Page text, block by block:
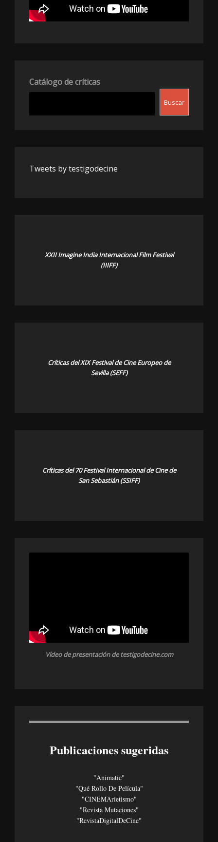
Catálogo de críticas
Buscar
Tweets by testigodecine
XXII Imagine India Internacional Film Festival
(IIIFF)
Críticas del XIX Festival de Cine Europeo de
Sevilla (SEFF)
Críticas del 70 Festival Internacional de Cine de
San Sebastián (SSIFF)
Vídeo de presentación de testigodecine.com
Publicaciones sugeridas
"Animatic"
"Qué Rollo De Película"
"CINEMArietismo"
"Revista Mutaciones"
"revistaDigitalDeCine"